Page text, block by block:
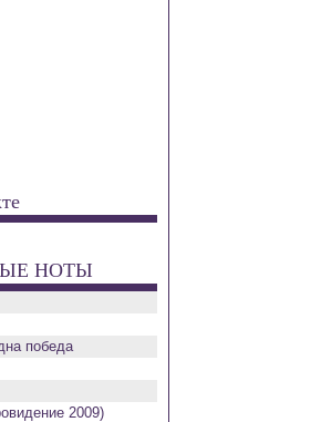
НОТЫ
победа
2009)